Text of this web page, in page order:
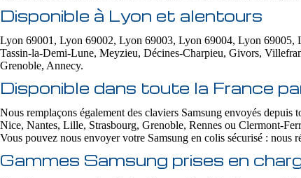
Disponible à Lyon et alentours
Lyon 69001, Lyon 69002, Lyon 69003, Lyon 69004, Lyon
Tassin-la-Demi-Lune, Meyzieu, Décines-Charpieu, Givors,
Grenoble, Annecy.
Disponible dans toute la France
Nous remplaçons également des claviers Samsung envoyés
Nice, Nantes, Lille, Strasbourg, Grenoble, Rennes ou Clermont-
Vous pouvez nous envoyer votre Samsung en colis sécurisé : nous
Gammes Samsung prises en